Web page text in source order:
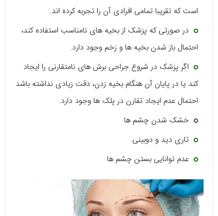
است که تقریبا تمامی افرادی آن را تجربه کرده اند.
در صورتی که پزشک از بخیه های نامناسب استفاده کند،
احتمال باز شدن بخیه ها و زخم وجود دارد.
اگر پزشک در شروع جراحی برش های نامتقارنی را ایجاد
کند یا در پایان آن هنگام بخیه زدن، دقت زیادی نداشته باشد
احتمال عدم ایجاد تقارن در پلک ها وجود دارد.
خشک شدن چشم ها
تاری دید و دوبینی
عدم توانایی بستن چشم ها